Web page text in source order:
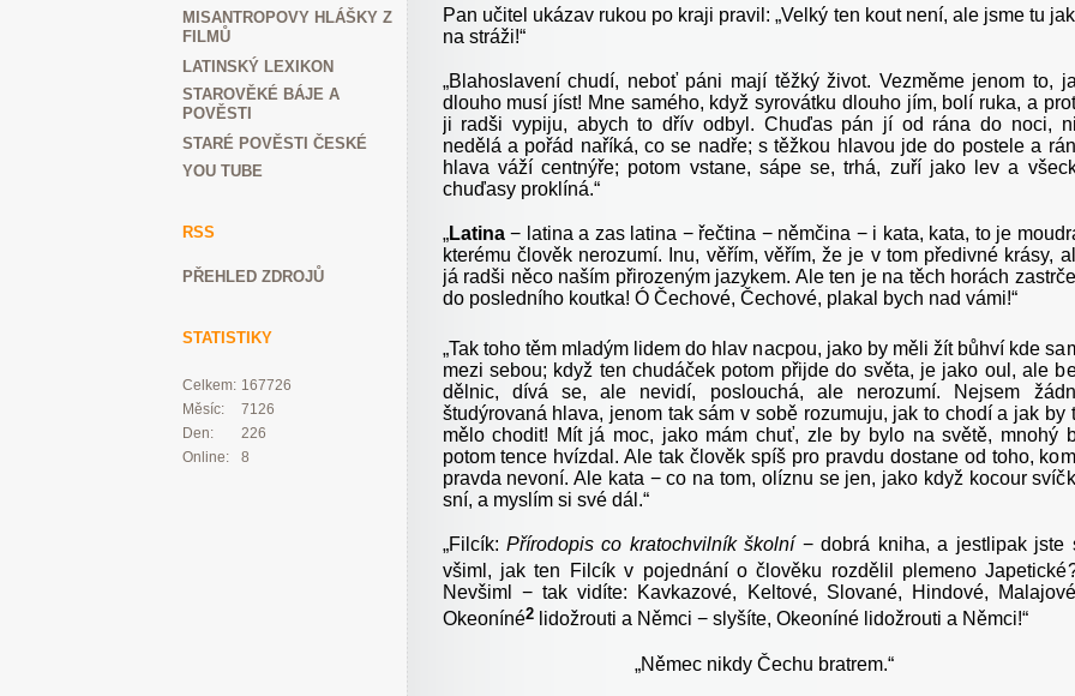
MISANTROPOVY HLÁŠKY Z
FILMŮ
LATINSKÝ LEXIKON
STAROVĚKÉ BÁJE A
POVĚSTI
STARÉ POVĚSTI ČESKÉ
YOU TUBE
RSS
PŘEHLED ZDROJŮ
STATISTIKY
Online: 8
Celkem: 167726
Měsíc:
7126
Den:
226
Pan učitel ukázav rukou po kraji pravil: „Velký ten kout není, ale jsme tu
na stráži!“
„Blahoslavení chudí, neboť páni mají těžký život. Vezměme jenom to,
dlouho musí jíst! Mne samého, když syrovátku dlouho jím, bolí ruka, a
ji radši vypiju, abych to dřív odbyl. Chuďas pán jí od rána do noci,
nedělá a pořád naříká, co se nadře; s těžkou hlavou jde do postele a
hlava váží centnýře; potom vstane, sápe se, trhá, zuří jako lev a
chuďasy proklíná.“
„Latina− latina a zas latina − řečtina − němčina − i kata, kata, to je
kterému člověk nerozumí. Inu, věřím, věřím, že je v tom předivné krásy,
já radši něco naším přirozeným jazykem. Ale ten je na těch horách
do posledního koutka! Ó Čechové, Čechové, plakal bych nad vámi!“
„Tak toho těm mladým lidem do hlav nacpou, jako by měli žít bůhví kde
mezi sebou; když ten chudáček potom přijde do světa, je jako oul, ale
dělnic, dívá se, ale nevidí, poslouchá, ale nerozumí. Nejsem
študýrovaná hlava, jenom tak sám v sobě rozumuju, jak to chodí a jak by
mělo chodit! Mít já moc, jako mám chuť, zle by bylo na světě, mnohý
potom tence hvízdal. Ale tak člověk spíš pro pravdu dostane od toho,
pravda nevoní. Ale kata − co na tom, olíznu se jen, jako když kocour
sní, a myslím si své dál.“
„Filcík: Přírodopis co kratochvilník školní − dobrá kniha, a jestlipak jste
všiml, jak ten Filcík v pojednání o člověku rozdělil plemeno
Nevšiml − tak vidíte: Kavkazové, Keltové, Slované, Hindové,
Okeoníné2lidožrouti a Němci − slyšíte, Okeoníné lidožrouti a Němci!“
„Němec nikdy Čechu bratrem.“